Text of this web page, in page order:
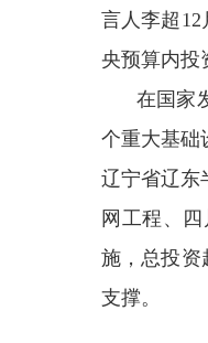
言人李超12
央预算内投
在国家
个重大基础
辽宁省辽东
网工程、
施，总投资
支撑。